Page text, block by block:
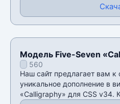
Модель Five-Seven
v34560
Наш сайт предлагает вам к
уникальное дополнение в
«Calligraphy» для CSS v34.